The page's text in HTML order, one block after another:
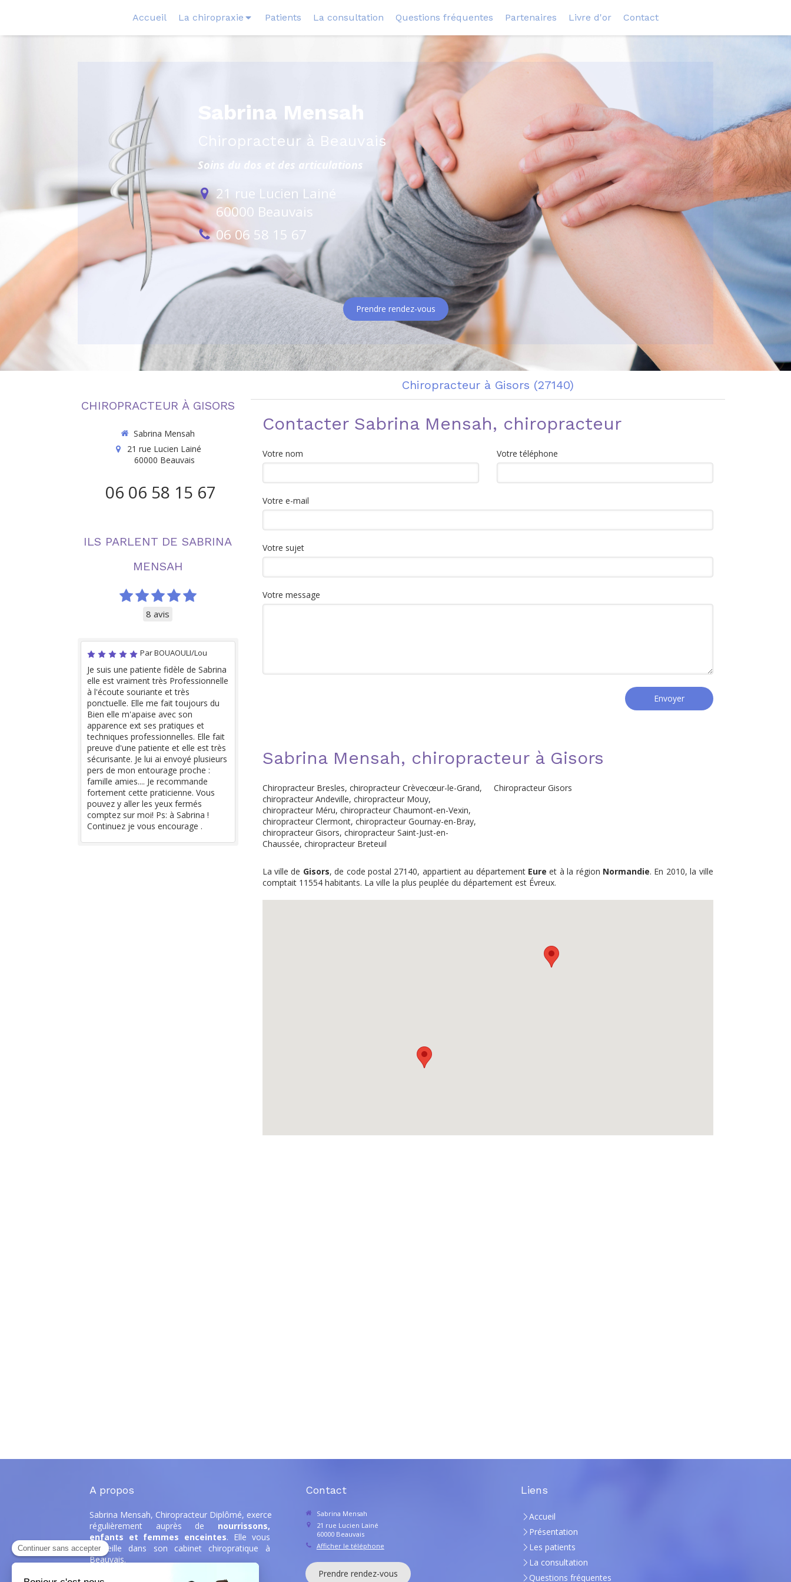
Accueil La chiropraxie Patients La consultation Questions fréquentes Partenaires Livre d'or Contact
Sabrina Mensah
Chiropracteur à Beauvais
Soins du dos et des articulations
21 rue Lucien Lainé
60000 Beauvais
06 06 58 15 67
Prendre rendez-vous
Chiropracteur à Gisors (27140)
Contacter Sabrina Mensah, chiropracteur
Votre nom Votre téléphone
Votre e-mail
Votre sujet
Votre message
Envoyer
Sabrina Mensah, chiropracteur à Gisors
Chiropracteur Bresles, chiropracteur Crèvecœur-le-Grand,
chiropracteur Andeville, chiropracteur Mouy,
chiropracteur Méru, chiropracteur Chaumont-en-Vexin,
chiropracteur Clermont, chiropracteur Gournay-en-Bray,
chiropracteur Gisors, chiropracteur Saint-Just-en-
Chaussée, chiropracteur Breteuil
Chiropracteur Gisors
La ville de Gisors, de code postal 27140, appartient au département Eure et à la région Normandie. En 2010, la ville
comptait 11554 habitants. La ville la plus peuplée du département est Évreux.
CHIROPRACTEUR À GISORS
Sabrina Mensah
21 rue Lucien Lainé
60000 Beauvais
06 06 58 15 67
ILS PARLENT DE SABRINA
MENSAH
8 avis
Par BOUAOULI/Lou
Je suis une patiente fidèle de Sabrina
elle est vraiment très Professionnelle
à l'écoute souriante et très
ponctuelle. Elle me fait toujours du
Bien elle m'apaise avec son
apparence ext ses pratiques et
techniques professionnelles. Elle fait
preuve d'une patiente et elle est très
sécurisante. Je lui ai envoyé plusieurs
pers de mon entourage proche :
famille amies.... Je recommande
fortement cette praticienne. Vous
pouvez y aller les yeux fermés
comptez sur moi! Ps: à Sabrina !
Continuez je vous encourage .
A propos
Sabrina Mensah, Chiropracteur Diplômé, exerce
régulièrement auprès de nourrissons,
enfants et femmes enceintes. Elle vous
accueille dans son cabinet chiropratique à
Beauvais.
Contact
Sabrina Mensah
21 rue Lucien Lainé
60000 Beauvais
Afficher le téléphone
Prendre rendez-vous
Liens
Accueil
Présentation
Les patients
La consultation
Questions fréquentes